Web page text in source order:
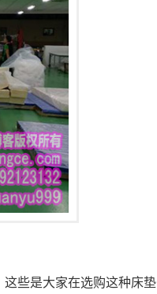
些是大家在选购这种床